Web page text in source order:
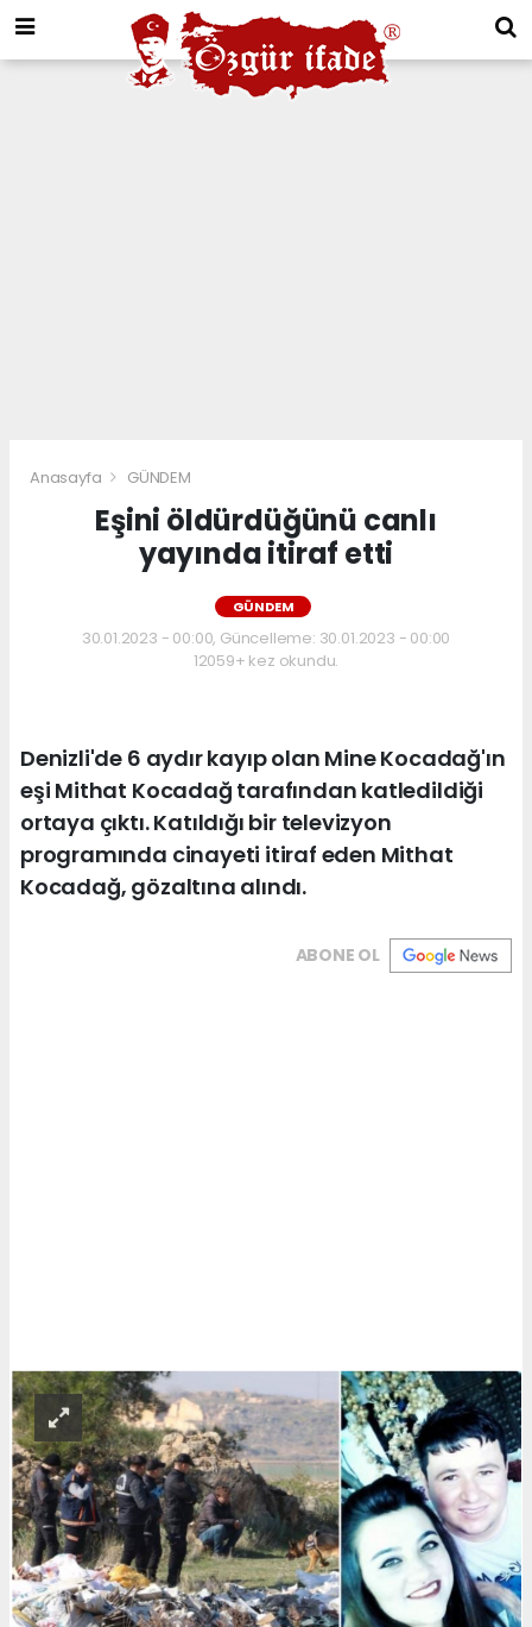
Anasayfa GÜNDEM
Eşini öldürdüğünü canlı
yayında itiraf etti
GÜNDEM
30.01.2023 - 00:00, Güncelleme: 30.01.2023 - 00:00
12059+ kez okundu.
Denizli'de 6 aydır kayıp olan Mine Kocadağ'ın
eşi Mithat Kocadağ tarafından katledildiği
ortaya çıktı. Katıldığı bir televizyon
programında cinayeti itiraf eden Mithat
Kocadağ, gözaltına alındı.
ABONE OL